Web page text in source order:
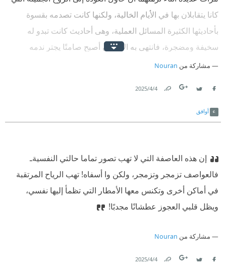
كانا يتقابلان بها في الأيام الخالية، ولكنها كانت تصدمه بقسوة
بأحاديثها الكثيرة المسائل العملية، وهى أحاديث كانت تبدو له
سخيفة ومضجرة، فانتهى به الأمر أن أصبح صامتًا يجتر ندمه
وأحزانه..!
مشاركة من Nouran
4‏/4‏/2025
أوافق
إن هذه العاصفة التي لا تهب تصور تماما حالتي النفسيةـ
فالعواصف تزمجر وتزمجر، ولكن وا أسفاه! تهب الرياح المرتقبة
في أماكن أخرى وتكنس معها الأمطار التي تظمأ إليها نفسي،
ويظل قلبي العجوز عطشانًا مجدبًا!‏
مشاركة من Nouran
4‏/4‏/2025